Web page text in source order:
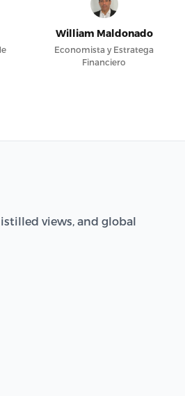
William Maldonado
Economista y Estratega
Financiero
views, and global